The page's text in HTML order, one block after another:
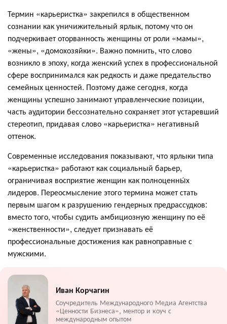
Термин «карьеристка» закрепился в общественном
сознании как уничижительный ярлык, потому что он
подчеркивает оторванность женщины от роли «мамы»,
«жены», «домохозяйки». Важно помнить, что слово
возникло в эпоху, когда женский успех в профессиональной
сфере воспринимался как редкость и даже предательство
семейных ценностей. Поэтому даже сегодня, когда
женщины успешно занимают управленческие позиции,
часть аудитории бессознательно сохраняет этот устаревший
стереотип, придавая слово «карьеристка» негативный
оттенок.
Современные исследования показывают, что ярлыки типа
«карьеристка» работают как социальный барьер,
ограничивая восприятие женщин как полноценны́х
лидеров. Переосмысление этого термина может стать
первым шагом к разрушению гендерных предрассудков:
вместо того, чтобы судить амбициозную женщину по её
«женственности», следует признавать её
профессиональные достижения как равноправные с
мужскими.
Иван Корчагин
Соучредитель Международного Медиа Агентства
«Ценности Бизнеса», ментор и коуч с
международным опытом